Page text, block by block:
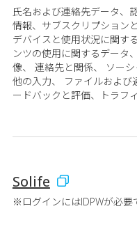
氏名および連絡先データ、
情報、サブスクリプション
デバイスと使用状況に関す
ンツの使用に関するデータ
像、 連絡先と関係、 ソー
他の入力、 ファイルおよび
ードバックと評価、トラフ
Solife
※ログインにはIDPWが必要